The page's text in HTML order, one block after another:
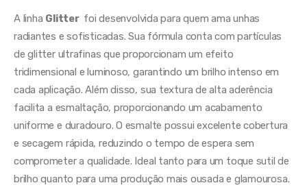
A linha Glitter foi desenvolvida para quem ama unhas
radiantes e sofisticadas. Sua fórmula conta com partículas
de glitter ultrafinas que proporcionam um efeito
tridimensional e luminoso, garantindo um brilho intenso em
cada aplicação. Além disso, sua textura de alta aderência
facilita a esmaltação, proporcionando um acabamento
uniforme e duradouro. O esmalte possui excelente cobertura
e secagem rápida, reduzindo o tempo de espera sem
comprometer a qualidade. Ideal tanto para um toque sutil de
brilho quanto para uma produção mais ousada e glamourosa.